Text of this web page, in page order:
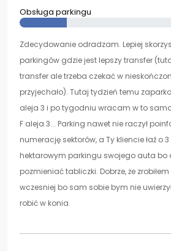
Obsługa parkingu
Zdecydowanie odradzam. Lepiej
parkingów gdzie jest lepszy transfer
transfer ale trzeba czekać w
przyjechało). Tutaj tydzień temu
aleja 3 i po tygodniu wracam w to
F aleja 3... Parking nawet nie raczył
numerację sektorów, a Ty kliencie łaź o
hektarowym parkingu swojego auta bo
pozmieniać tabliczki. Dobrze, że
wczesniej bo sam sobie bym nie
robić w konia.